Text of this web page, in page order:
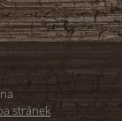
stránek